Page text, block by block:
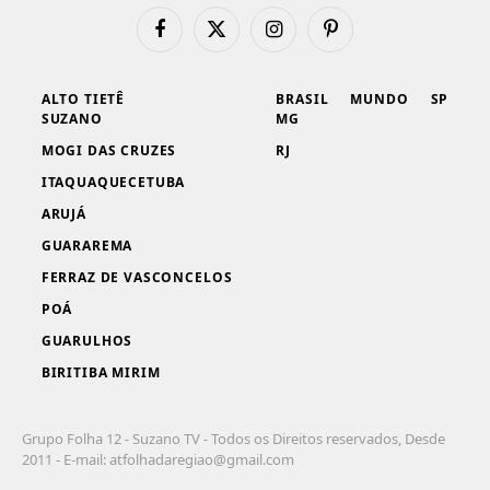
FacebookX
InstagramPinterest
ALTO TIETÊ
SUZANO
MOGI DAS CRUZES
ITAQUAQUECETUBA
ARUJÁ
GUARAREMA
FERRAZ DE VASCONCELOS
POÁ
GUARULHOS
BIRITIBA MIRIM
BRASIL
MG
RJ
MUNDO SP
Grupo Folha 12 - Suzano TV - Todos os Direitos reservados, Desde
2011 - E-mail:atfolhadaregiao@gmail.com